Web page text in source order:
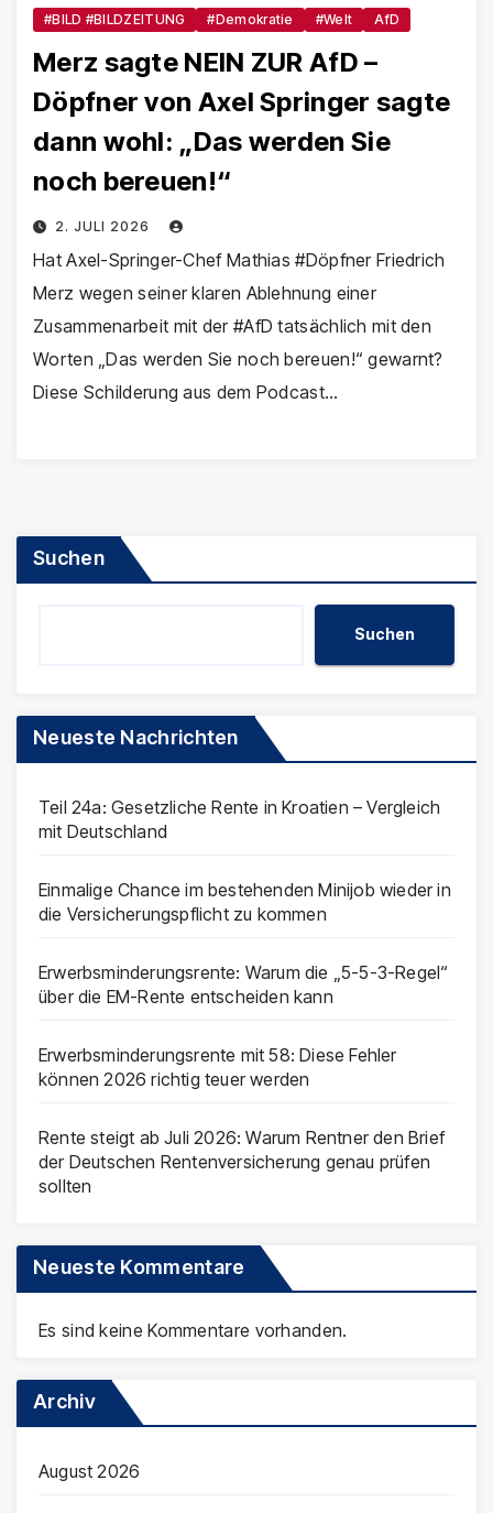
#BILD #BILDZEITUNG #Demokratie #Welt AfD
Merz sagte NEIN ZUR AfD –
Döpfner von Axel Springer sagte
dann wohl: „Das werden Sie
noch bereuen!“
2. JULI 2026
Hat Axel-Springer-Chef Mathias #Döpfner Friedrich
Merz wegen seiner klaren Ablehnung einer
Zusammenarbeit mit der #AfD tatsächlich mit den
Worten „Das werden Sie noch bereuen!“ gewarnt?
Diese Schilderung aus dem Podcast…
Suchen
Suchen
Neueste Nachrichten
Teil 24a: Gesetzliche Rente in Kroatien – Vergleich
mit Deutschland
Einmalige Chance im bestehenden Minijob wieder in
die Versicherungspflicht zu kommen
Erwerbsminderungsrente: Warum die „5-5-3-Regel“
über die EM-Rente entscheiden kann
Erwerbsminderungsrente mit 58: Diese Fehler
können 2026 richtig teuer werden
Rente steigt ab Juli 2026: Warum Rentner den Brief
der Deutschen Rentenversicherung genau prüfen
sollten
Neueste Kommentare
Es sind keine Kommentare vorhanden.
Archiv
August 2026